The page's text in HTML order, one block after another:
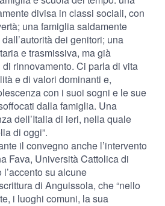
divisa in classi sociali, con
una famiglia saldamente
dei genitori; una
e trasmissiva, ma già
rinnovamento. Ci parla di vita
e di valori dominanti e,
con i suoi sogni e le sue
dalla famiglia. Una
dell’Italia di ieri, nella quale
di oggi”.
il convegno anche l’intervento
Fava, Università Cattolica di
su alcune
di Anguissola, che “nello
i luoghi comuni, la sua